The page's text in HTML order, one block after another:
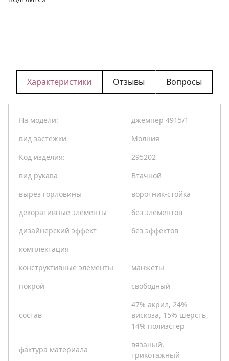
Характеристики Отзывы Вопросы
На модели:
джемпер 4915/1
вид застежки
Молния
Код изделия:
295202
вид рукава
Втачной
вырез горловины
воротник-стойка
декоративные элементы
без элементов
дизайнерский эффект
без эффектов
комплектация
конструктивные элементы
манжеты
покрой
свободный
состав
47% акрил, 24%
вискоза, 15% шерсть,
14% полиэстер
фактура материала
вязаный,
трикотажный